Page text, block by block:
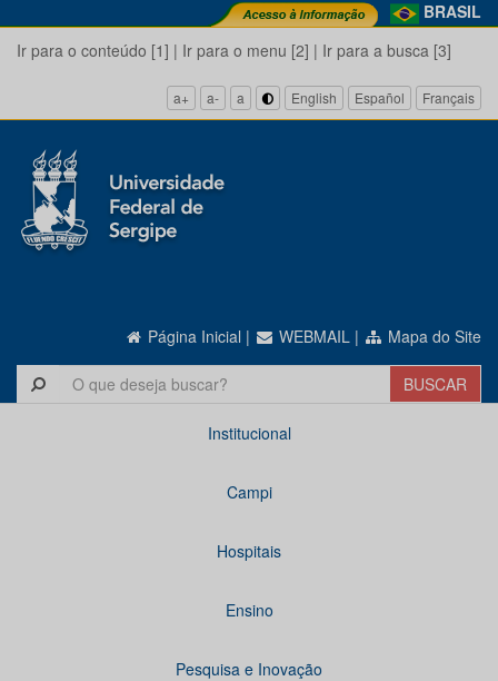
BRASIL
Ir para o conteúdo [1] | Ir para o menu [2] | Ir para a busca [3]
a+ a- a English Español Français
Página Inicial | WEBMAIL | Mapa do Site
Institucional
Campi
Hospitais
Ensino
Pesquisa e Inovação